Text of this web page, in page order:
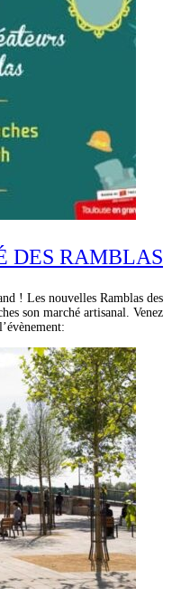
DES RAMBLAS
! Les nouvelles Ramblas des
son marché artisanal. Venez